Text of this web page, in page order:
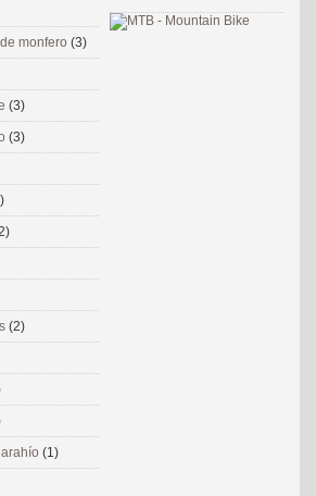
monfero (3)
(3)
(3)
(2)
(1)